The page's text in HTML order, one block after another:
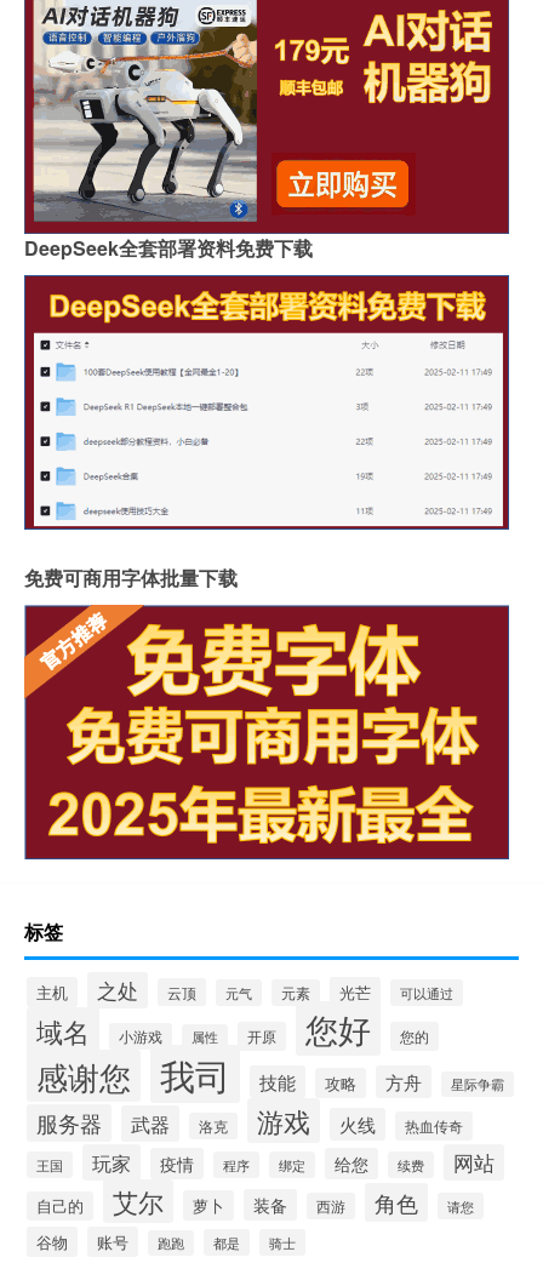
DeepSeek全套部署资料免费下载
免费可商用字体批量下载
标签
主机 之处 云顶 元气 元素 光芒 可以通过
域名 小游戏 属性 开原 您好 您的
感谢您 我司 技能 攻略 方舟 星际争霸
服务器 武器 洛克 游戏 火线 热血传奇
王国 玩家 疫情 程序 绑定 给您 续费 网站
自己的 艾尔 萝卜 装备 西游 角色 请您
谷物 账号 跑跑 都是 骑士